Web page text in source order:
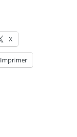
X
Imprimer